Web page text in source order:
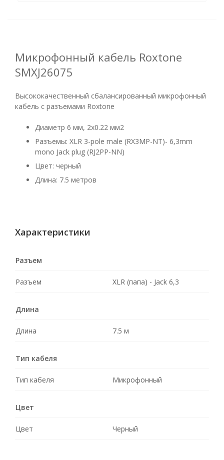
Микрофонный кабель Roxtone
SMXJ26075
Высококачественный сбалансированный микрофонный
кабель с разъемами Roxtone
Диаметр 6 мм, 2x0.22 мм2
Разъемы: XLR 3-pole male (RX3MP-NT)- 6,3mm
mono Jack plug (RJ2PP-NN)
Цвет: черный
Длина: 7.5 метров
Характеристики
Разъем
Разъем XLR (папа) - Jack 6,3
Длина
Длина 7.5 м
Тип кабеля
Тип кабеля Микрофонный
Цвет
Цвет Черный